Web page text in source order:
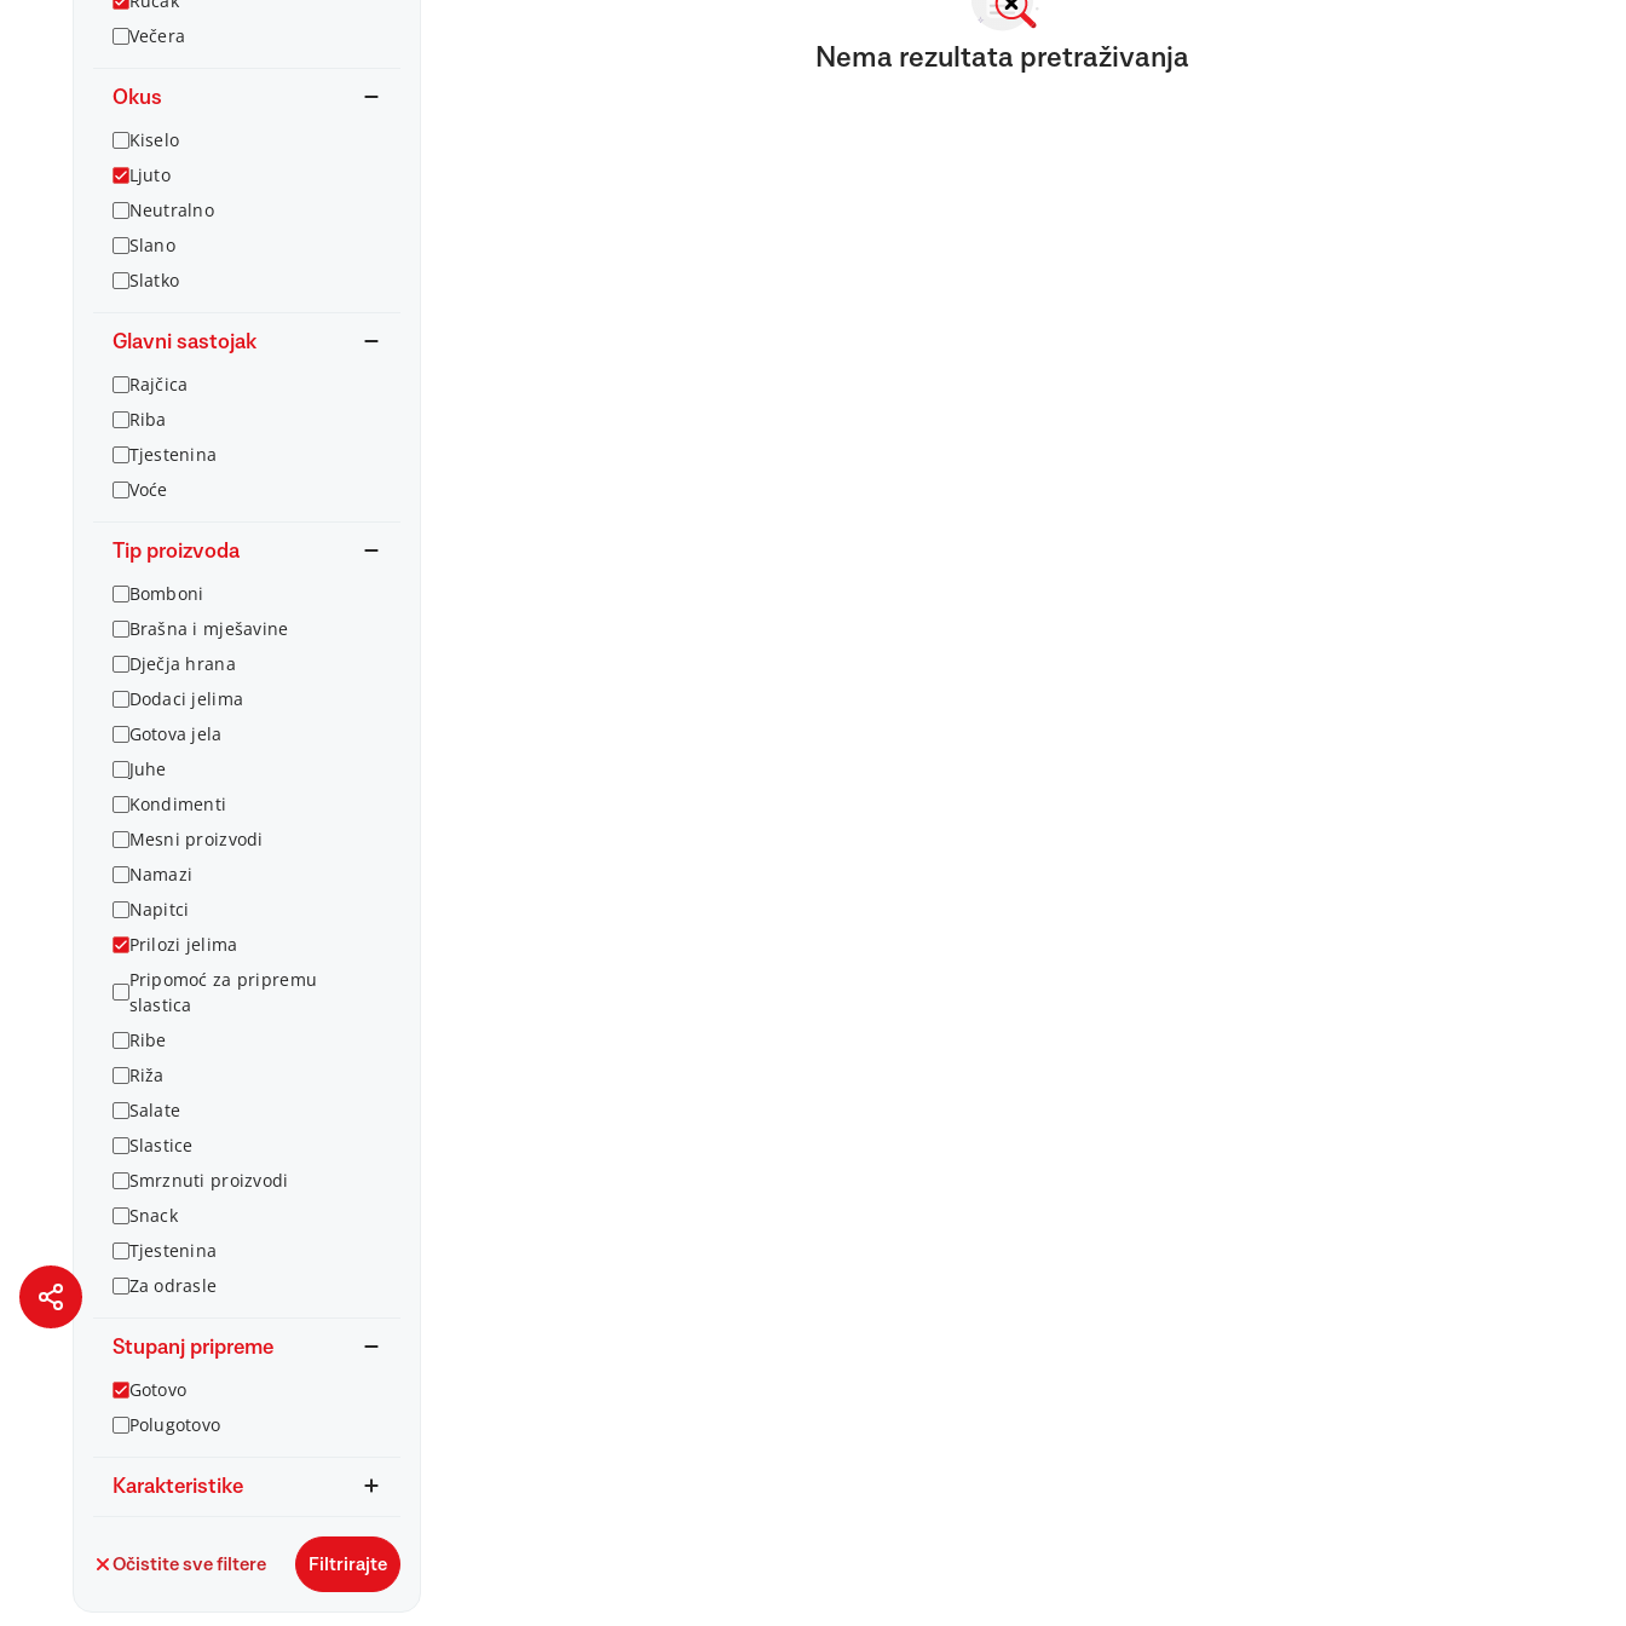
Večera
Okus
Kiselo
Ljuto
Neutralno
Slano
Slatko
Glavni sastojak
Rajčica
Riba
Tjestenina
Voće
Tip proizvoda
Bomboni
Brašna i mješavine
Dječja hrana
Dodaci jelima
Gotova jela
Juhe
Kondimenti
Mesni proizvodi
Namazi
Napitci
Prilozi jelima
Pripomoć za pripremu
slastica
Ribe
Riža
Salate
Slastice
Smrznuti proizvodi
Snack
Tjestenina
Za odrasle
Stupanj pripreme
Gotovo
Polugotovo
Karakteristike
Očistite sve filtere Filtrirajte
Nema rezultata pretraživanja